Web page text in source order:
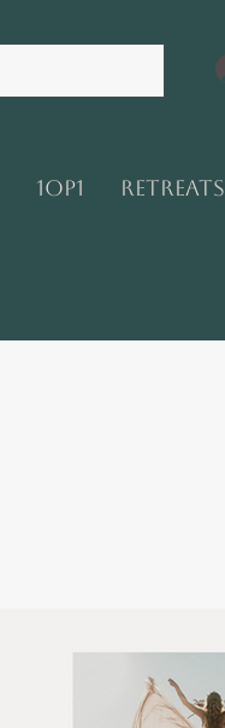
1op1 Retreats